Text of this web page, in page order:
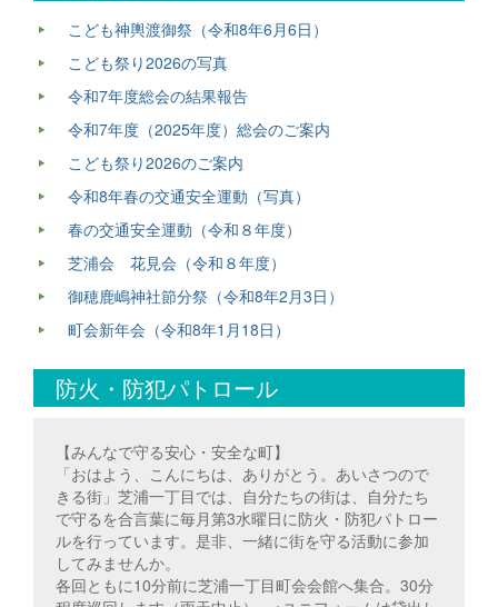
こども神輿渡御祭（令和8年6月6日）
こども祭り2026の写真
令和7年度総会の結果報告
令和7年度（2025年度）総会のご案内
こども祭り2026のご案内
令和8年春の交通安全運動（写真）
春の交通安全運動（令和８年度）
芝浦会 花見会（令和８年度）
御穂鹿嶋神社節分祭（令和8年2月3日）
町会新年会（令和8年1月18日）
防火・防犯パトロール
【みんなで守る安心・安全な町】
「おはよう、こんにちは、ありがとう。あいさつので
きる街」芝浦一丁目では、自分たちの街は、自分たち
で守るを合言葉に毎月第3水曜日に防火・防犯パトロー
ルを行っています。是非、一緒に街を守る活動に参加
してみませんか。
各回ともに10分前に芝浦一丁目町会会館へ集合。30分